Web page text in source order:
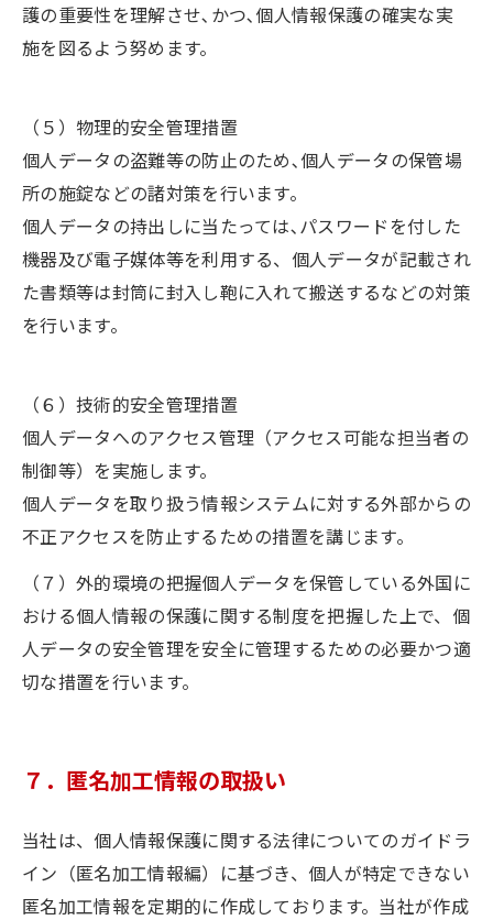
護の重要性を理解させ､かつ､個人情報保護の確実な実
施を図るよう努めます。
（５）物理的安全管理措置
個人データの盗難等の防止のため､個人データの保管場
所の施錠などの諸対策を行います。
個人データの持出しに当たっては､パスワードを付した
機器及び電子媒体等を利用する、個人データが記載され
た書類等は封筒に封入し鞄に入れて搬送するなどの対策
を行います。
（６）技術的安全管理措置
個人データへのアクセス管理（アクセス可能な担当者の
制御等）を実施します。
個人データを取り扱う情報システムに対する外部からの
不正アクセスを防止するための措置を講じます。
（７）外的環境の把握個人データを保管している外国に
おける個人情報の保護に関する制度を把握した上で、個
人データの安全管理を安全に管理するための必要かつ適
切な措置を行います。
７．匿名加工情報の取扱い
当社は、個人情報保護に関する法律についてのガイドラ
イン（匿名加工情報編）に基づき、個人が特定できない
匿名加工情報を定期的に作成しております。当社が作成